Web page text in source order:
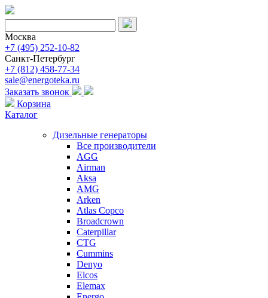
Москва
+7 (495) 252-10-82
Санкт-Петербург
+7 (812) 458-77-34
sale@energoteka.ru
Заказать звонок
Корзина
Каталог
Дизельные генераторы
Все производители
AGG
Airman
Aksa
AMG
Arken
Atlas Copco
Broadcrown
Caterpillar
CTG
Cummins
Denyo
Elcos
Elemax